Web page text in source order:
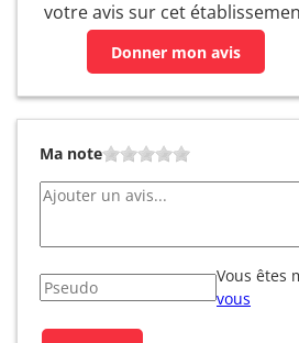
votre avis sur cet
Donner mon avis
Ma note
Vous êtes
vous